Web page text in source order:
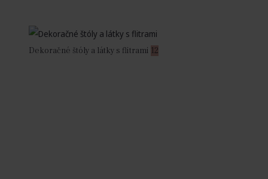
Dekoračné štóly a látky s flitrami 12